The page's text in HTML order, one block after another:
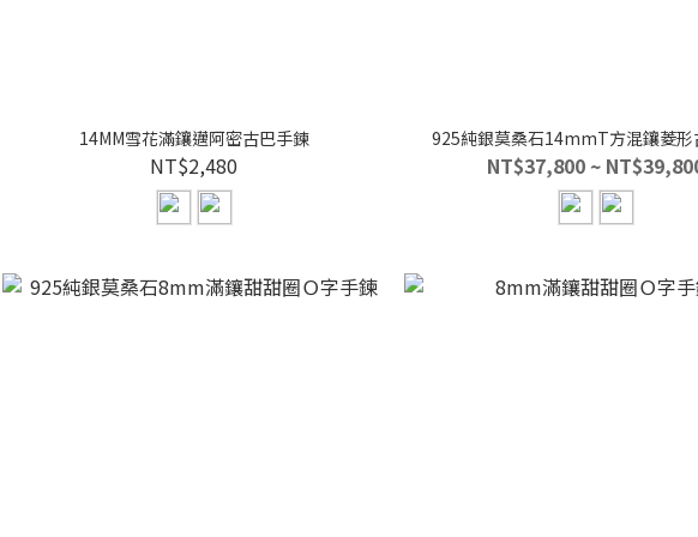
14MM雪花滿鑲邁阿密古巴手鍊
NT$2,480
925純銀莫桑石14mmT方混鑲菱形
NT$37,800 ~